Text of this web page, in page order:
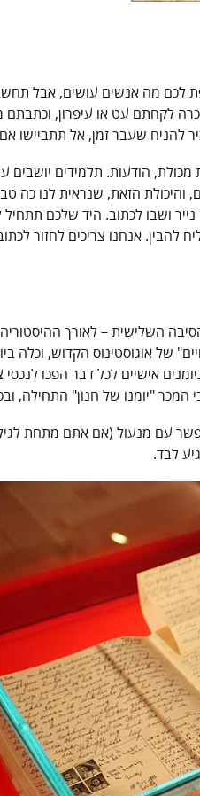
לכם מה אנשים עושים, אבל
לקחתם עט או עיפרון, וכתבתם
שעבר זמן, אל תתביישו אם
מכולת, הודעות. תלמידים יושבים
והיכולת הזאת, שנראית לנו כה
ושבו לכתוב. היד שלכם
אנחנו צריכים לחזור לכתוב,
השלישית – לאורך ההיסטוריה
של אוגוסטינוס הקדוש, וכלה
אישיים לכל דבר הפכו
"יומנו של חנון" התחילה,
לבד.